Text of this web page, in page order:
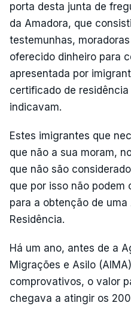
porta desta junta de
da Amadora, que
testemunhas,
oferecido dinheiro para
apresentada por
certificado de
indicavam.
Estes imigrantes que
que não a sua moram,
que não são
que por isso não
para a obtenção de
Residência.
Há um ano, antes de a
Migrações e Asilo
comprovativos, o valor
chegava a atingir os